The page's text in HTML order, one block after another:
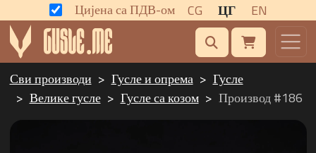
Цијена са ПДВ-ом CG ЦГ EN
Сви производи Гусле и опрема
Гусле
Велике гусле
Гусле са козом Производ #186